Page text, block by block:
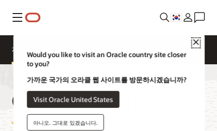
메뉴
Close
Would you like to visit an Oracle country site closer
to you?
가까운 국가의 오라클 웹 사이트를 방문하시겠습니까?
Visit Oracle United States
아니오. 그대로 있겠습니다.
개요
Oracle Analytics